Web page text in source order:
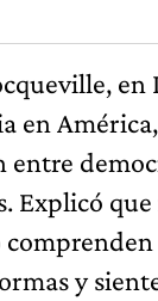
en
en
entre
Explicó
y